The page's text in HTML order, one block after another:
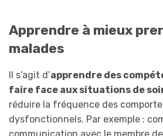
Apprendre à mieux
malades
Il s’agit d’apprendre des
faire face aux situations de
réduire la fréquence des
dysfonctionnels. Par exemple :